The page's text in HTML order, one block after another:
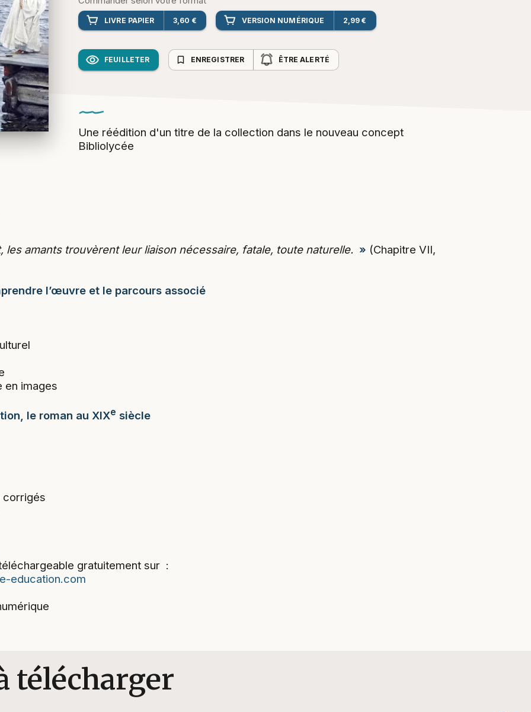
LIVRE PAPIER 3,60 € VERSION NUMÉRIQUE 2,99 €
FEUILLETER bookmark_border ENREGISTRER ÊTRE ALERTÉ
Une réédition d'un titre de la collection dans le nouveau concept
Bibliolycée
les amants trouvèrent leur liaison nécessaire, fatale, toute naturelle.» (Chapitre VII,
l’œuvre et le parcours associé
en images
le roman au XIXe siècle
corrigés
gratuitement sur :
education.com
télécharger